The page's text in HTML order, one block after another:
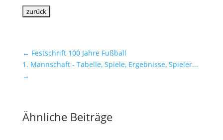
← Festschrift 100 Jahre Fußball
1. Mannschaft - Tabelle, Spiele, Ergebnisse, Spieler...
→
Ähnliche Beiträge